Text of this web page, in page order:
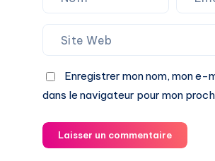
Enregistrer mon nom, mon e-
dans le navigateur pour mon
Laisser un commentaire